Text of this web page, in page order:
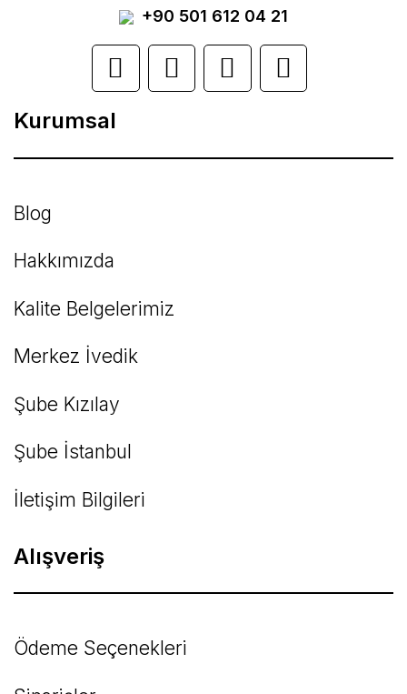
görüntülenemiyor.
Ürün açıklamasında eksik bilgiler bulunuyor.
Ürün bilgilerinde hatalar bulunuyor.
Ürün fiyatı diğer sitelerden daha pahalı.
Bu ürüne benzer farklı alternatifler olmalı.
+90 501 612 04 21
Kurumsal
Blog
Hakkımızda
Kalite Belgelerimiz
Merkez İvedik
Şube Kızılay
Şube İstanbul
İletişim Bilgileri
Alışveriş
Ödeme Seçenekleri